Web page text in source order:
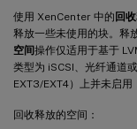
使用 XenCenter 中的回
释放一些未使用的块。释
空间操作仅适用于基于
类型为 iSCSI、光纤通道
EXT3/EXT4）上并未启用
回收释放的空间：